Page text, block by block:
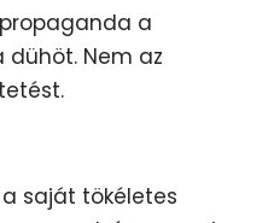
a
dühöt. Nem az
saját tökéletes